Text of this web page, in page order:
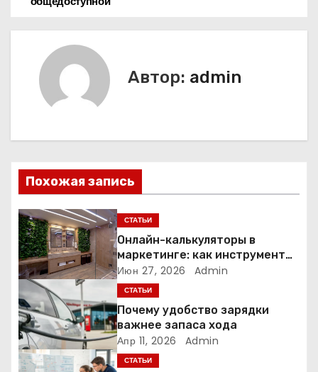
ц
и
я
п
о
з
а
п
Автор: admin
Похожая запись
СТАТЬИ
Онлайн-калькуляторы в
маркетинге: как инструмент
расчёта стоимости
превращает посетителя в
клиента
Июн 27, 2026 Admin
СТАТЬИ
Почему удобство зарядки
важнее запаса хода
Апр 11, 2026 Admin
СТАТЬИ